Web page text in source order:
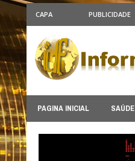
CAPA PUBLICIDADE
PAGINA INICIAL SAÚDE